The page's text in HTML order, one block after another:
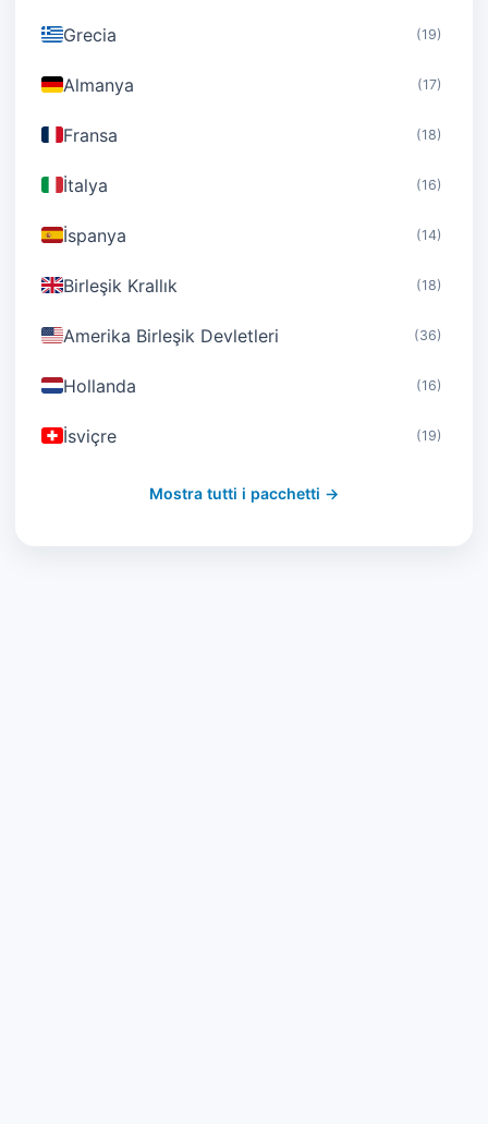
Grecia (19)
Almanya (17)
Fransa (18)
İtalya (16)
İspanya (14)
Birleşik Krallık (18)
Amerika Birleşik Devletleri (36)
Hollanda (16)
İsviçre (19)
Mostra tutti i pacchetti →